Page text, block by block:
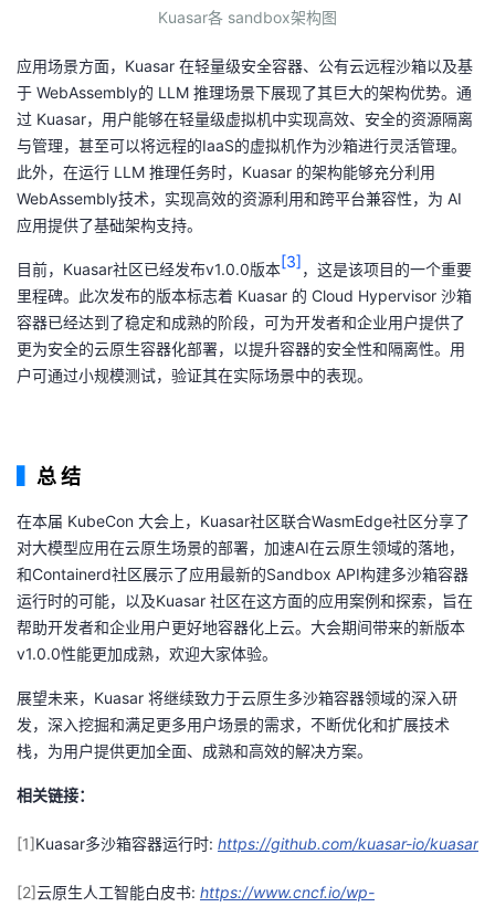
Kuasar各 sandbox架构图
应用场景方面，Kuasar 在轻量级安全容器、公有云远程沙箱以及基
于 WebAssembly的 LLM 推理场景下展现了其巨大的架构优势。通
过 Kuasar，用户能够在轻量级虚拟机中实现高效、安全的资源隔离
与管理，甚至可以将远程的IaaS的虚拟机作为沙箱进行灵活管理。
此外，在运行 LLM 推理任务时，Kuasar 的架构能够充分利用
WebAssembly技术，实现高效的资源利用和跨平台兼容性，为 AI
应用提供了基础架构支持。
目前，Kuasar社区已经发布v1.0.0版本[3]，这是该项目的一个重要
里程碑。此次发布的版本标志着 Kuasar 的 Cloud Hypervisor 沙箱
容器已经达到了稳定和成熟的阶段，可为开发者和企业用户提供了
更为安全的云原生容器化部署，以提升容器的安全性和隔离性。用
户可通过小规模测试，验证其在实际场景中的表现。
总 结
在本届 KubeCon 大会上，Kuasar社区联合WasmEdge社区分享了
对大模型应用在云原生场景的部署，加速AI在云原生领域的落地，
和Containerd社区展示了应用最新的Sandbox API构建多沙箱容器
运行时的可能，以及Kuasar 社区在这方面的应用案例和探索，旨在
帮助开发者和企业用户更好地容器化上云。大会期间带来的新版本
v1.0.0性能更加成熟，欢迎大家体验。
展望未来，Kuasar 将继续致力于云原生多沙箱容器领域的深入研
发，深入挖掘和满足更多用户场景的需求，不断优化和扩展技术
栈，为用户提供更加全面、成熟和高效的解决方案。
相关链接：
[1]Kuasar多沙箱容器运行时: https://github.com/kuasar-io/kuasar
[2]云原生人工智能白皮书: https://www.cncf.io/wp-